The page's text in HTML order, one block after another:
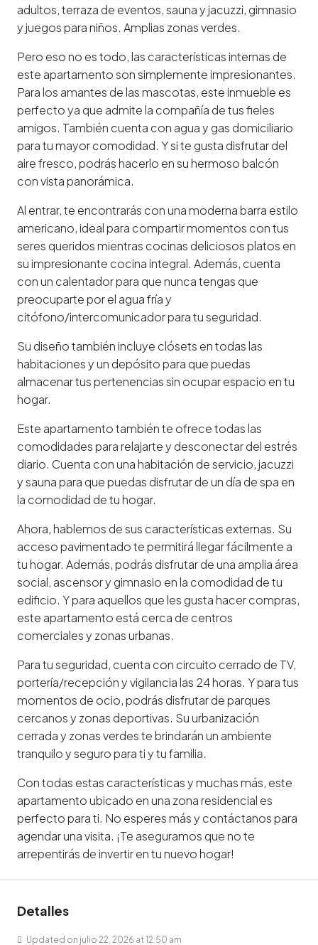
adultos, terraza de eventos, sauna y jacuzzi, gimnasio
y juegos para niños. Amplias zonas verdes.
Pero eso no es todo, las características internas de
este apartamento son simplemente impresionantes.
Para los amantes de las mascotas, este inmueble es
perfecto ya que admite la compañía de tus fieles
amigos. También cuenta con agua y gas domiciliario
para tu mayor comodidad. Y si te gusta disfrutar del
aire fresco, podrás hacerlo en su hermoso balcón
con vista panorámica.
Al entrar, te encontrarás con una moderna barra estilo
americano, ideal para compartir momentos con tus
seres queridos mientras cocinas deliciosos platos en
su impresionante cocina integral. Además, cuenta
con un calentador para que nunca tengas que
preocuparte por el agua fría y
citófono/intercomunicador para tu seguridad.
Su diseño también incluye clósets en todas las
habitaciones y un depósito para que puedas
almacenar tus pertenencias sin ocupar espacio en tu
hogar.
Este apartamento también te ofrece todas las
comodidades para relajarte y desconectar del estrés
diario. Cuenta con una habitación de servicio, jacuzzi
y sauna para que puedas disfrutar de un día de spa en
la comodidad de tu hogar.
Ahora, hablemos de sus características externas. Su
acceso pavimentado te permitirá llegar fácilmente a
tu hogar. Además, podrás disfrutar de una amplia área
social, ascensor y gimnasio en la comodidad de tu
edificio. Y para aquellos que les gusta hacer compras,
este apartamento está cerca de centros
comerciales y zonas urbanas.
Para tu seguridad, cuenta con circuito cerrado de TV,
portería/recepción y vigilancia las 24 horas. Y para tus
momentos de ocio, podrás disfrutar de parques
cercanos y zonas deportivas. Su urbanización
cerrada y zonas verdes te brindarán un ambiente
tranquilo y seguro para ti y tu familia.
Con todas estas características y muchas más, este
apartamento ubicado en una zona residencial es
perfecto para ti. No esperes más y contáctanos para
agendar una visita. ¡Te aseguramos que no te
arrepentirás de invertir en tu nuevo hogar!
Detalles
Updated on julio 22, 2026 at 12:50 am